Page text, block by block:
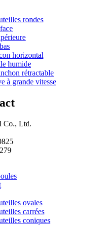
rondes
horizontal
humide
rétractable
à grande vitesse
Co., Ltd.
ovales
carrées
coniques